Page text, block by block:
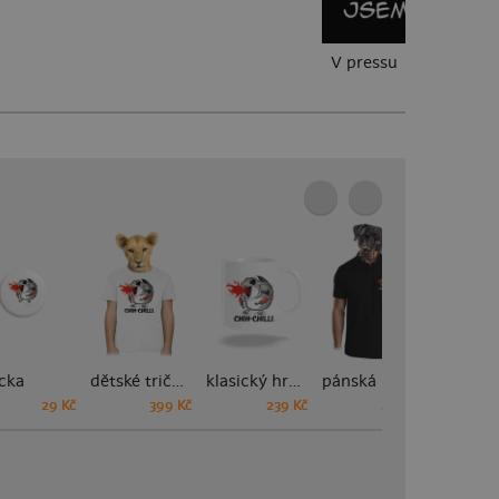
V pressu
29 Kč
dětské tričko
399 Kč
klasický hrnek
239 Kč 449 Kč